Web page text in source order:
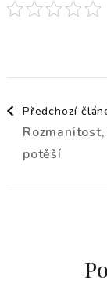
Předchozí
potěší